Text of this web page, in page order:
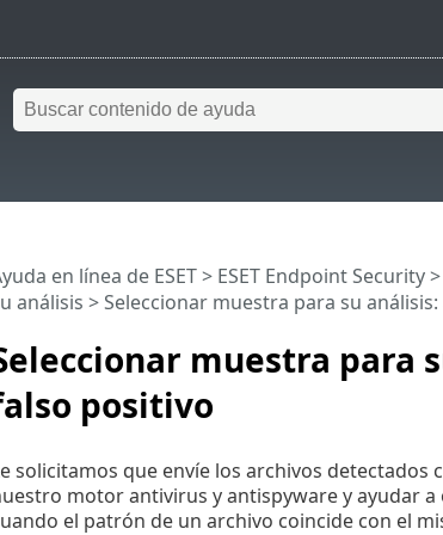
muestra para
positivo
en línea de ESET> ESET Endpoint Security>
análisis > Seleccionar muestra para su
solicitamos que envíe los archivos
motor antivirus y antispyware y ayudar
el patrón de un archivo coincide con el